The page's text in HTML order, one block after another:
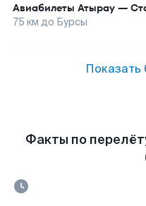
Авиабилеты Атырау —
75 км до Бурсы
Показать
Факты по